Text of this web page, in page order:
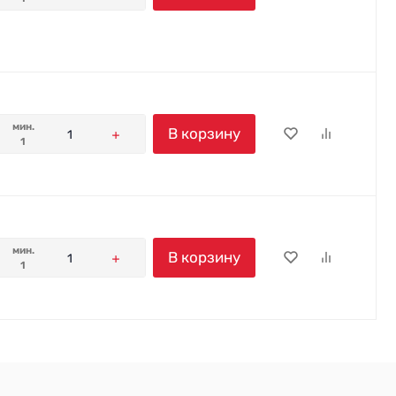
мин.
1
В корзину
мин.
1
В корзину